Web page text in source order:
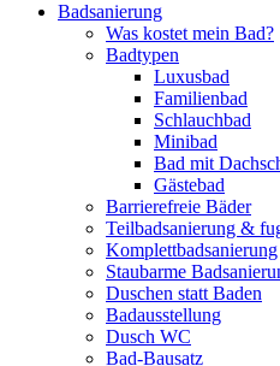
Badsanierung
Was kostet mein Bad?
Badtypen
Luxusbad
Familienbad
Schlauchbad
Minibad
Bad mit
Gästebad
Barrierefreie Bäder
Teilbadsanierung &
Komplettbadsanierung
Staubarme
Duschen statt Baden
Badausstellung
Dusch WC
Bad-Bausatz